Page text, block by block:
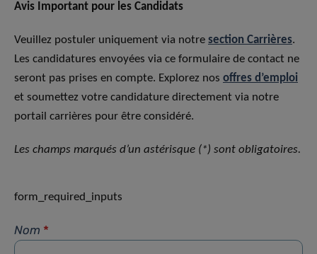
Avis Important pour les Candidats
Veuillez postuler uniquement via notre section Carrières.
Les candidatures envoyées via ce formulaire de contact ne
seront pas prises en compte. Explorez nos offres d’emploi
et soumettez votre candidature directement via notre
portail carrières pour être considéré.
Les champs marqués d’un astérisque (*) sont obligatoires.
form_required_inputs
Nom *